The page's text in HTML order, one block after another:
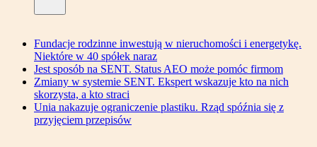
Fundacje rodzinne inwestują w nieruchomości i energetykę.
Niektóre w 40 spółek naraz
Jest sposób na SENT. Status AEO może pomóc firmom
Zmiany w systemie SENT. Ekspert wskazuje kto na nich
skorzysta, a kto straci
Unia nakazuje ograniczenie plastiku. Rząd spóźnia się z
przyjęciem przepisów